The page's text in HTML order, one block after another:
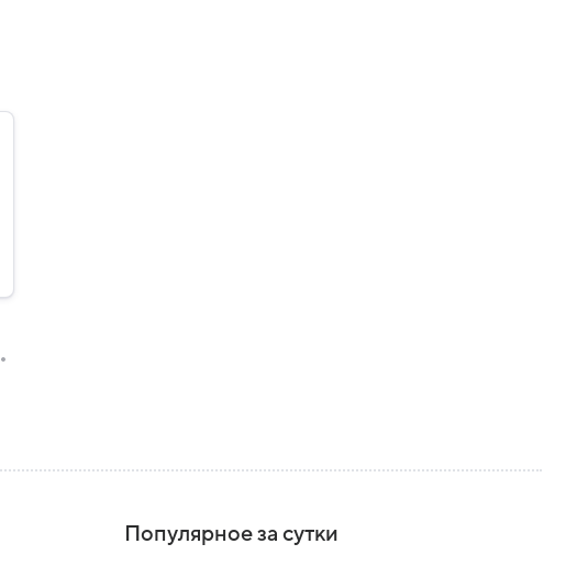
Популярное за сутки